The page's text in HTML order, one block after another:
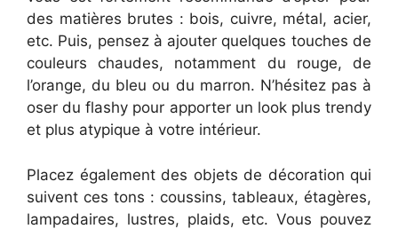
des matières brutes : bois, cuivre, métal, acier,
etc. Puis, pensez à ajouter quelques touches de
couleurs chaudes, notamment du rouge, de
l’orange, du bleu ou du marron. N’hésitez pas à
oser du flashy pour apporter un look plus trendy
et plus atypique à votre intérieur.
Placez également des objets de décoration qui
suivent ces tons : coussins, tableaux, étagères,
lampadaires, lustres, plaids, etc. Vous pouvez